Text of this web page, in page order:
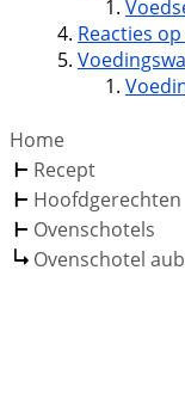
Reacties
Home
Recept
Hoofdgerechten
Ovenschotels
Ovenschotel